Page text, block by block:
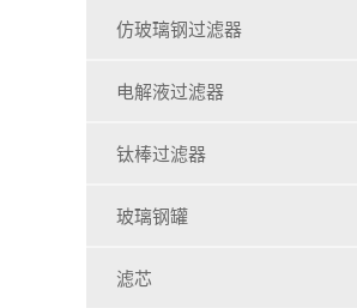
仿玻璃钢过滤器
电解液过滤器
钛棒过滤器
玻璃钢罐
滤芯